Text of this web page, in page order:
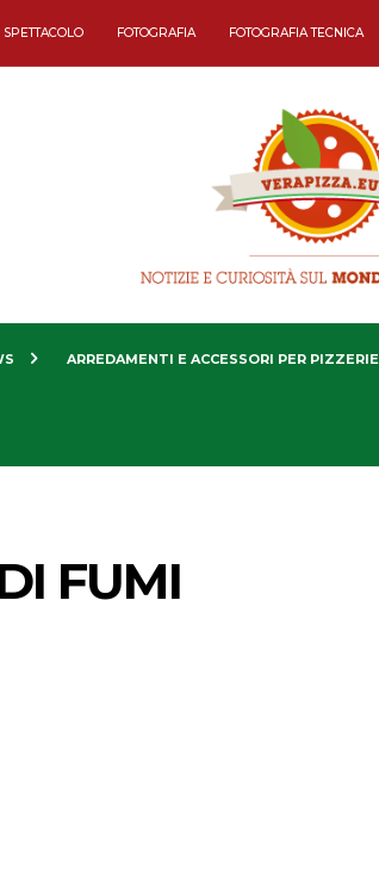
FOTOGRAFIA FOTOGRAFIA TECNICA
ARREDAMENTI E ACCESSORI PER PIZZERIE
FUMI